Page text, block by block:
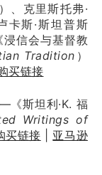
、克里斯托弗·
卡斯·斯坦普斯
信会与基督教
Tradition ）
买链接
《斯坦利·K. 福
Writings of
买链接
亚马逊